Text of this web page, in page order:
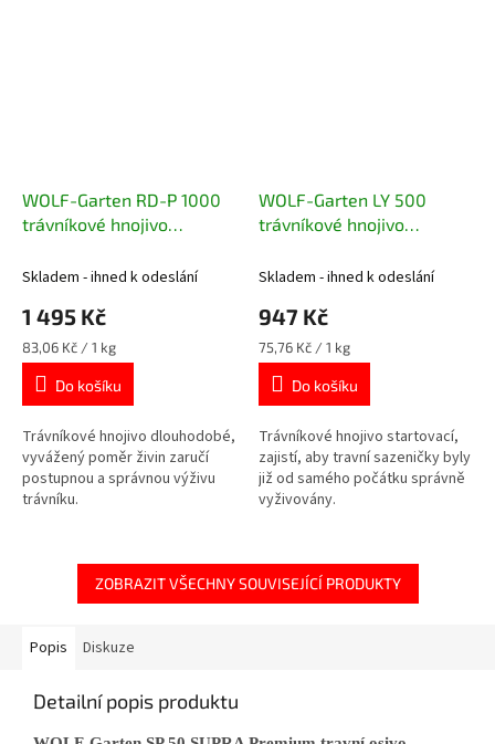
WOLF-Garten RD-P 1000
trávníkové hnojivo
náhrada za LX-MU 800
Skladem - ihned k odeslání
1 495 Kč
Měrná
cena:
83,06 Kč / 1 kg
Do košíku
Trávníkové hnojivo dlouhodobé,
vyvážený poměr živin zaručí
postupnou a správnou výživu
trávníku.
WOLF-Garten LY 500
trávníkové hnojivo
Skladem - ihned k odeslání
947 Kč
Měrná
cena:
75,76 Kč / 1 kg
Do košíku
Trávníkové hnojivo startovací,
zajistí, aby travní sazeničky byly
již od samého počátku správně
vyživovány.
ZOBRAZIT VŠECHNY SOUVISEJÍCÍ PRODUKTY
Popis Diskuze
Detailní popis produktu